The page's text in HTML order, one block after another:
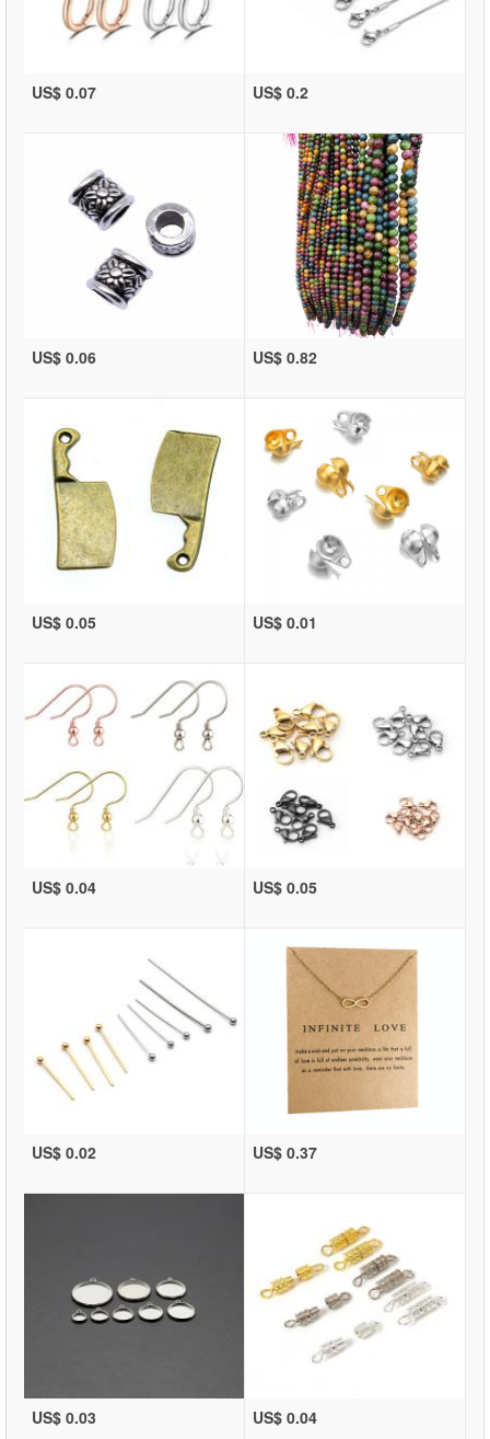
US$ 0.07 US$ 0.2
US$ 0.06 US$ 0.82
US$ 0.05 US$ 0.01
US$ 0.04 US$ 0.05
US$ 0.02 US$ 0.37
US$ 0.03 US$ 0.04